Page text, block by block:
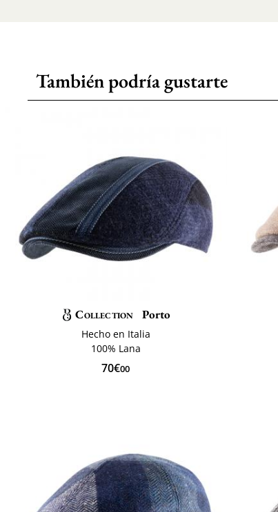
También podría gustarte
Collection Porto
Hecho en Italia
100% Lana
70€00